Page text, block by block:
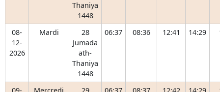
Thaniya
1448
08-
12-
2026
Mardi
28
Jumada
ath-
Thaniya
1448
06:37 08:36 12:41 14:29